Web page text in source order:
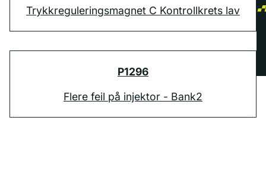
Trykkreguleringsmagnet C Kontrollkrets lav
P1296
Flere feil på injektor - Bank2